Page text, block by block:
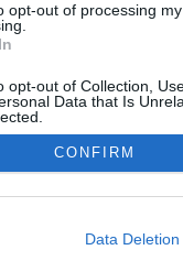
opt-out of processing
opt-out of Collection,
Data that Is
CONFIRM
Data Deletion
daily press directory that
readable image taken from